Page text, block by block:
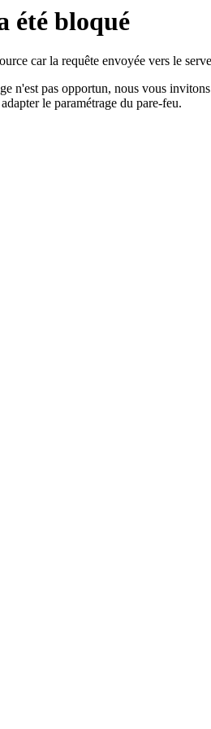
été bloqué
car la requête envoyée vers le
n'est pas opportun, nous vous
le paramétrage du pare-feu.